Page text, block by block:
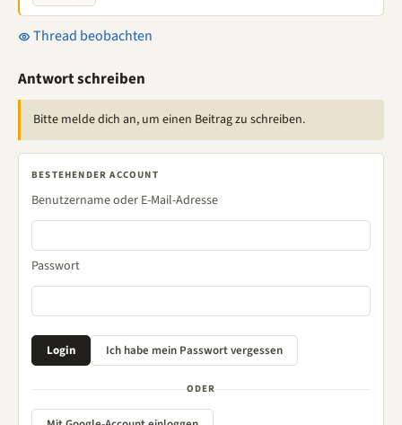
Thread beobachten
Antwort schreiben
Bitte melde dich an, um einen Beitrag zu schreiben.
BESTEHENDER ACCOUNT
Benutzername oder E-Mail-Adresse
Passwort
ODER